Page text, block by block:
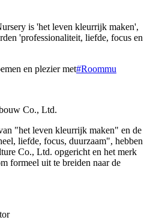
is 'het leven kleurrijk maken',
'professionaliteit, liefde, focus en
en plezier met#Roommu
Co., Ltd.
"het leven kleurrijk maken" en de
liefde, focus, duurzaam", hebben
Co., Ltd. opgericht en het merk
formeel uit te breiden naar de